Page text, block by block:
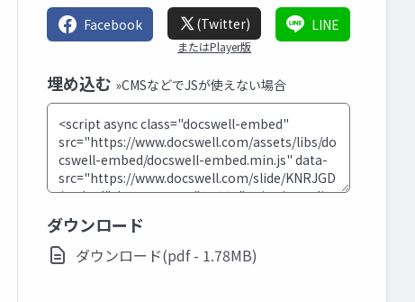
Facebook (Twitter)
またはPlayer版
LINE
埋め込む »CMSなどでJSが使えない場合
ダウンロード
ダウンロード(pdf - 1.78MB)